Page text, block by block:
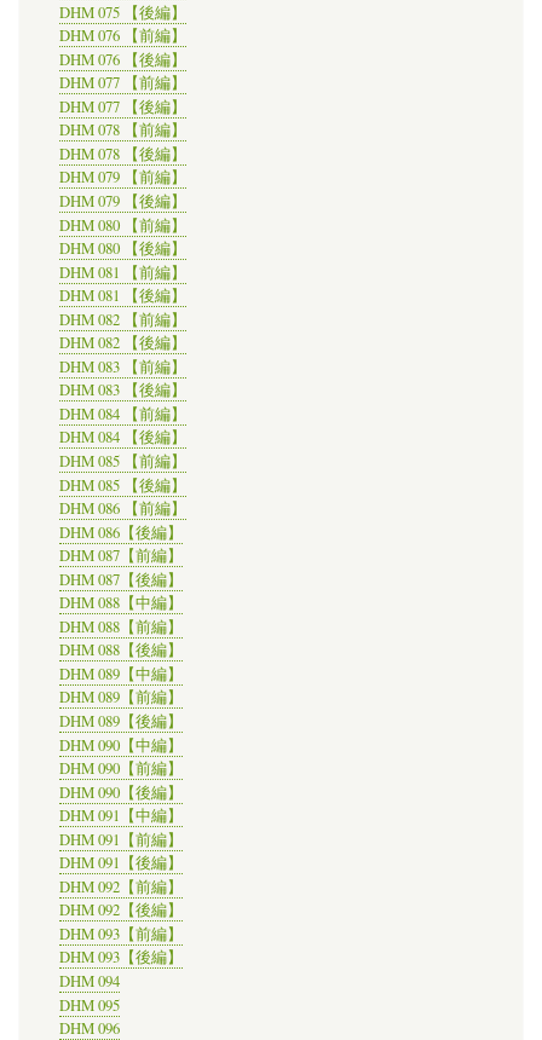
DHM 075 【後編】
DHM 076 【前編】
DHM 076 【後編】
DHM 077 【前編】
DHM 077 【後編】
DHM 078 【前編】
DHM 078 【後編】
DHM 079 【前編】
DHM 079 【後編】
DHM 080 【前編】
DHM 080 【後編】
DHM 081 【前編】
DHM 081 【後編】
DHM 082 【前編】
DHM 082 【後編】
DHM 083 【前編】
DHM 083 【後編】
DHM 084 【前編】
DHM 084 【後編】
DHM 085 【前編】
DHM 085 【後編】
DHM 086 【前編】
DHM 086【後編】
DHM 087【前編】
DHM 087【後編】
DHM 088【中編】
DHM 088【前編】
DHM 088【後編】
DHM 089【中編】
DHM 089【前編】
DHM 089【後編】
DHM 090【中編】
DHM 090【前編】
DHM 090【後編】
DHM 091【中編】
DHM 091【前編】
DHM 091【後編】
DHM 092【前編】
DHM 092【後編】
DHM 093【前編】
DHM 093【後編】
DHM 094
DHM 095
DHM 096